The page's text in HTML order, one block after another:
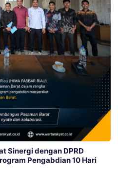
Sinergi dengan DPRD
Pengabdian 10 Hari